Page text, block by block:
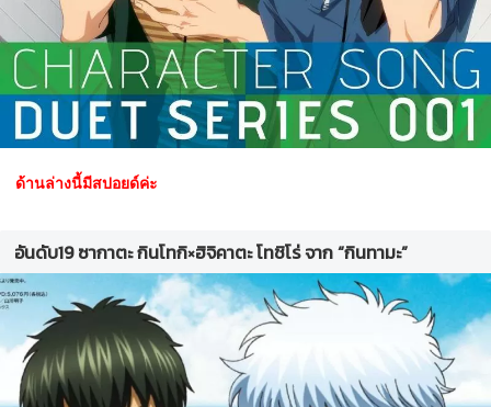
ด้านล่างนี้มีสปอยด์ค่ะ
อันดับ19 ซากาตะ กินโทกิ×ฮิจิคาตะ โทชิโร่ จาก “กินทามะ”